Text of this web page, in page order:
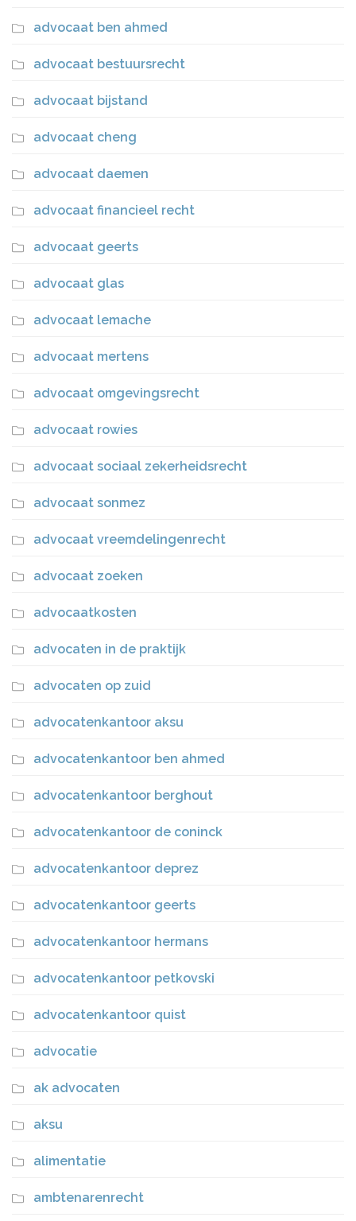
advocaat ben ahmed
advocaat bestuursrecht
advocaat bijstand
advocaat cheng
advocaat daemen
advocaat financieel recht
advocaat geerts
advocaat glas
advocaat lemache
advocaat mertens
advocaat omgevingsrecht
advocaat rowies
advocaat sociaal zekerheidsrecht
advocaat sonmez
advocaat vreemdelingenrecht
advocaat zoeken
advocaatkosten
advocaten in de praktijk
advocaten op zuid
advocatenkantoor aksu
advocatenkantoor ben ahmed
advocatenkantoor berghout
advocatenkantoor de coninck
advocatenkantoor deprez
advocatenkantoor geerts
advocatenkantoor hermans
advocatenkantoor petkovski
advocatenkantoor quist
advocatie
ak advocaten
aksu
alimentatie
ambtenarenrecht